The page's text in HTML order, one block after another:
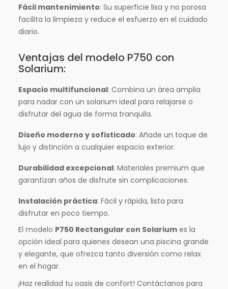
Fácil mantenimiento: Su superficie lisa y no porosa
facilita la limpieza y reduce el esfuerzo en el cuidado
diario.
Ventajas del modelo P750 con
Solarium:
Espacio multifuncional: Combina un área amplia
para nadar con un solarium ideal para relajarse o
disfrutar del agua de forma tranquila.
Diseño moderno y sofisticado: Añade un toque de
lujo y distinción a cualquier espacio exterior.
Durabilidad excepcional: Materiales premium que
garantizan años de disfrute sin complicaciones.
Instalación práctica: Fácil y rápida, lista para
disfrutar en poco tiempo.
El modelo P750 Rectangular con Solariumes la
opción ideal para quienes desean una piscina grande
y elegante, que ofrezca tanto diversión como relax
en el hogar.
¡Haz realidad tu oasis de confort! Contáctanos para